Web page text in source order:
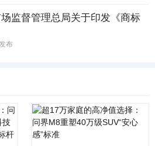
监督管理总局关于印发《商标
布